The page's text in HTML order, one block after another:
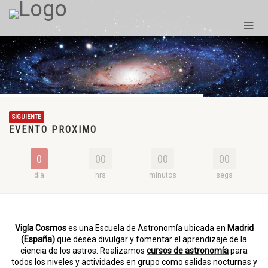
SIGUIENTE
EVENTO PROXIMO
0
día
00
hrs
00
minutos
00
segs
Vigía Cosmoses una Escuela de Astronomía ubicada en Madrid
(España)que desea divulgar y fomentar el aprendizaje de la
ciencia de los astros. Realizamos cursos de astronomíapara
todos los niveles y actividades en grupo como salidas nocturnas y